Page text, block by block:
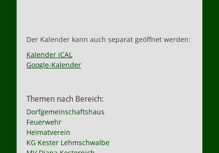
Der Kalender kann auch separat geöffnet werden:
Kalender iCAL
Google-Kalender
Themen nach Bereich:
Dorfgemeinschaftshaus
Feuerwehr
Heimatverein
KG Kester Lehmschwalbe